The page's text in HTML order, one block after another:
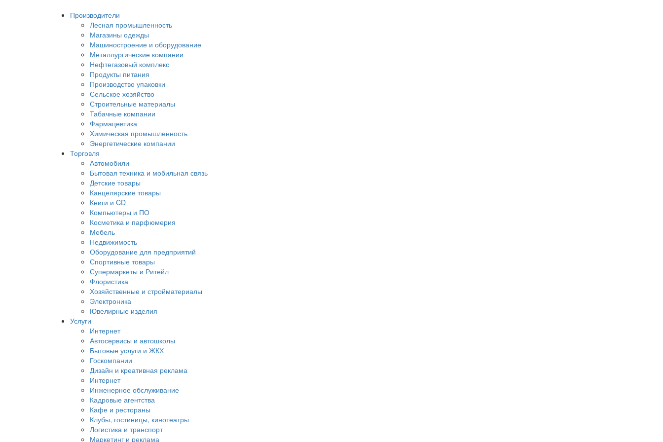
Производители
Лесная промышленность
Магазины одежды
Машиностроение и оборудование
Металлургические компании
Нефтегазовый комплекс
Продукты питания
Производство упаковки
Сельское хозяйство
Строительные материалы
Табачные компании
Фармацевтика
Химическая промышленность
Энергетические компании
Торговля
Автомобили
Бытовая техника и мобильная связь
Детские товары
Канцелярские товары
Книги и CD
Компьютеры и ПО
Косметика и парфюмерия
Мебель
Недвижимость
Оборудование для предприятий
Спортивные товары
Супермаркеты и Ритейл
Флористика
Хозяйственные и стройматериалы
Электроника
Ювелирные изделия
Услуги
Интернет
Автосервисы и автошколы
Бытовые услуги и ЖКХ
Госкомпании
Дизайн и креативная реклама
Интернет
Инженерное обслуживание
Кадровые агентства
Кафе и рестораны
Клубы, гостиницы, кинотеатры
Логистика и транспорт
Маркетинг и реклама